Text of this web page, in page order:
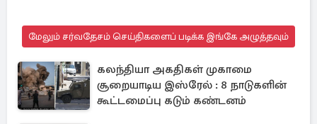
மேலும் சர்வதேசம் செய்திகளைப் படிக்க இங்கே அழுத்தவும்
கலந்தியா அகதிகள் முகாமை
சூறையாடிய இஸ்ரேல் : 8 நாடுகளின்
கூட்டமைப்பு கடும் கண்டனம்